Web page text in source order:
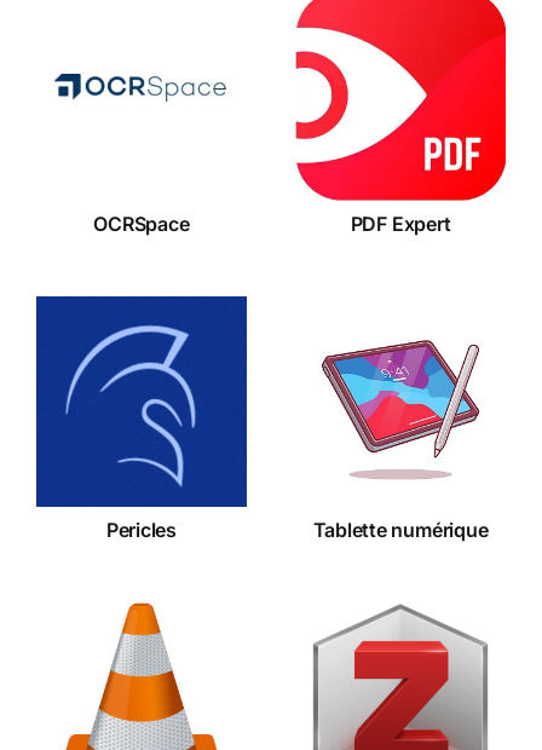
OCRSpace
OCRSpace
PDF Expert
PDF Expert
Pericles
Pericles
Tablette
numérique
Tablette numérique
VLC Media
Player
Zotero